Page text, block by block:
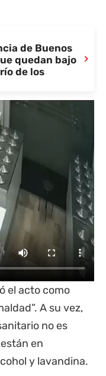
de Buenos
quedan bajo
de los
›
el acto como
A su vez,
no es
en
y lavandina.